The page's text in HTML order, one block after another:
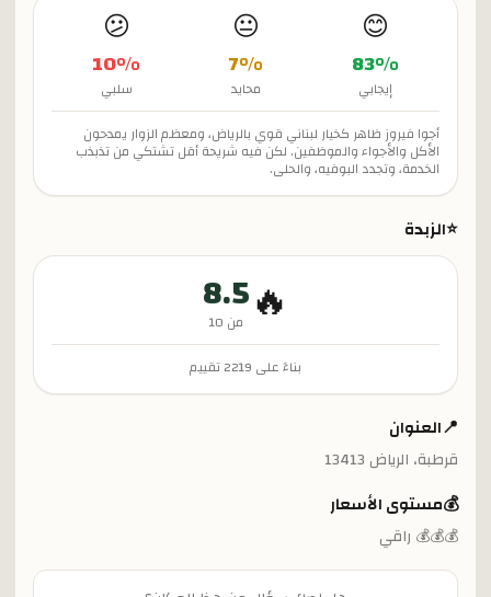
😊
83%
إيجابي
😐
7%
محايد
😕
10%
سلبي
أجوا فيروز ظاهر كخيار لبناني قوي بالرياض، ومعظم الزوار يمدحون
الأكل والأجواء والموظفين. لكن فيه شريحة أقل تشتكي من تذبذب
الخدمة، وتجدد البوفيه، والحلى.
⭐الزبدة
🔥
8.5
من 10
بناءً على 2219تقييم
📍العنوان
قرطبة، الرياض 13413
💰مستوى الأسعار
💰💰💰 راقي